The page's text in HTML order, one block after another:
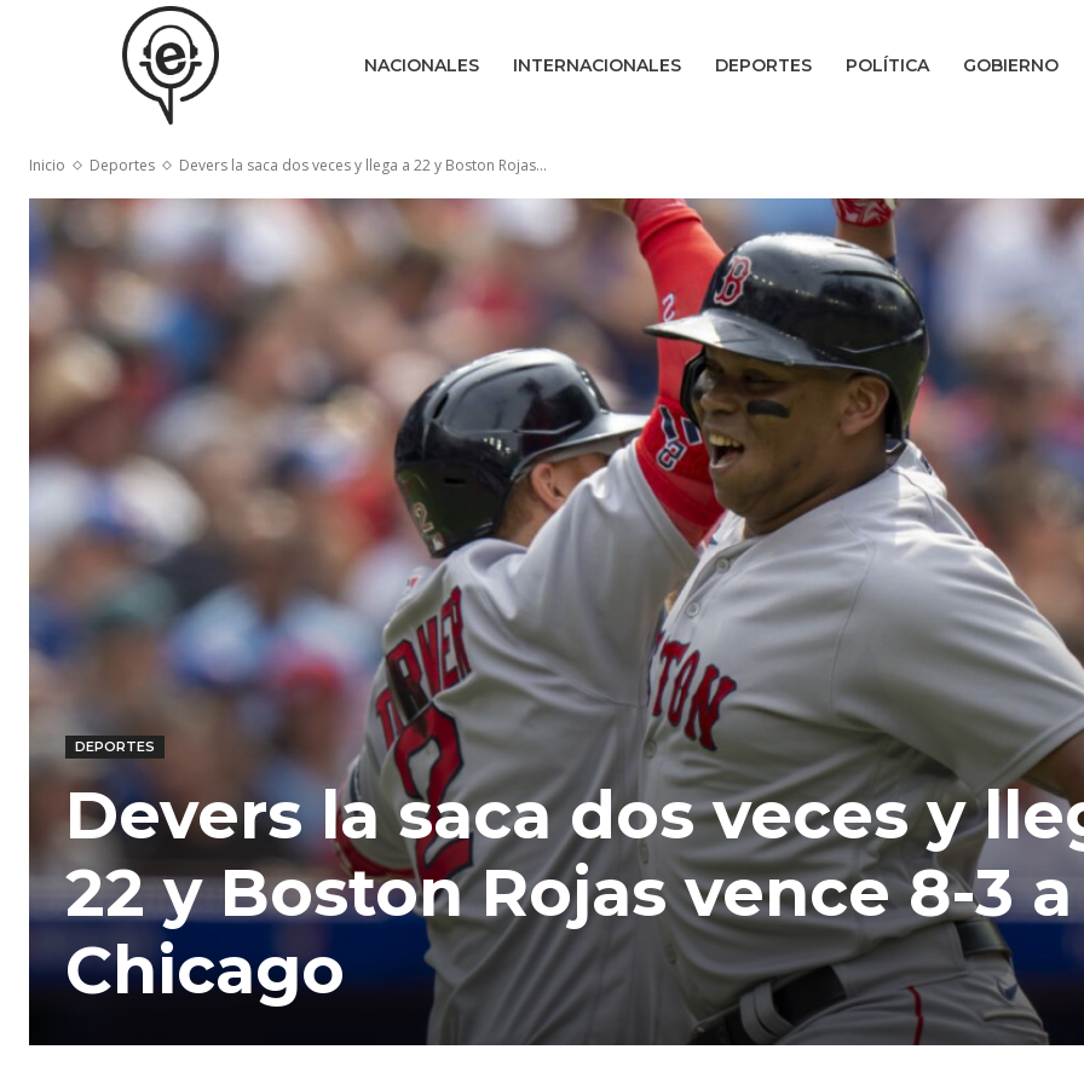
NACIONALES INTERNACIONALES DEPORTES POLÍTICA GOBIERNO
Inicio Deportes Devers la saca dos veces y llega a 22 y Boston Rojas...
DEPORTES
Devers la saca dos veces y
22 y Boston Rojas vence 8-3 a
Chicago